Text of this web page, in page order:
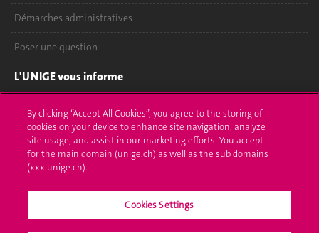
Démarches administratives
Poser une question
L'UNIGE vous informe
UNIGE Mobile
Médias
Offres d'emploi
Bibliothèque
By clicking “Accept All Cookies”, you agree to the storing of
cookies on your device to enhance site navigation, analyze
site usage, and assist in our marketing efforts. You accept
for the main domain (unige.ch) as well as the sub domains
(xxx.unige.ch).
Cookies Settings